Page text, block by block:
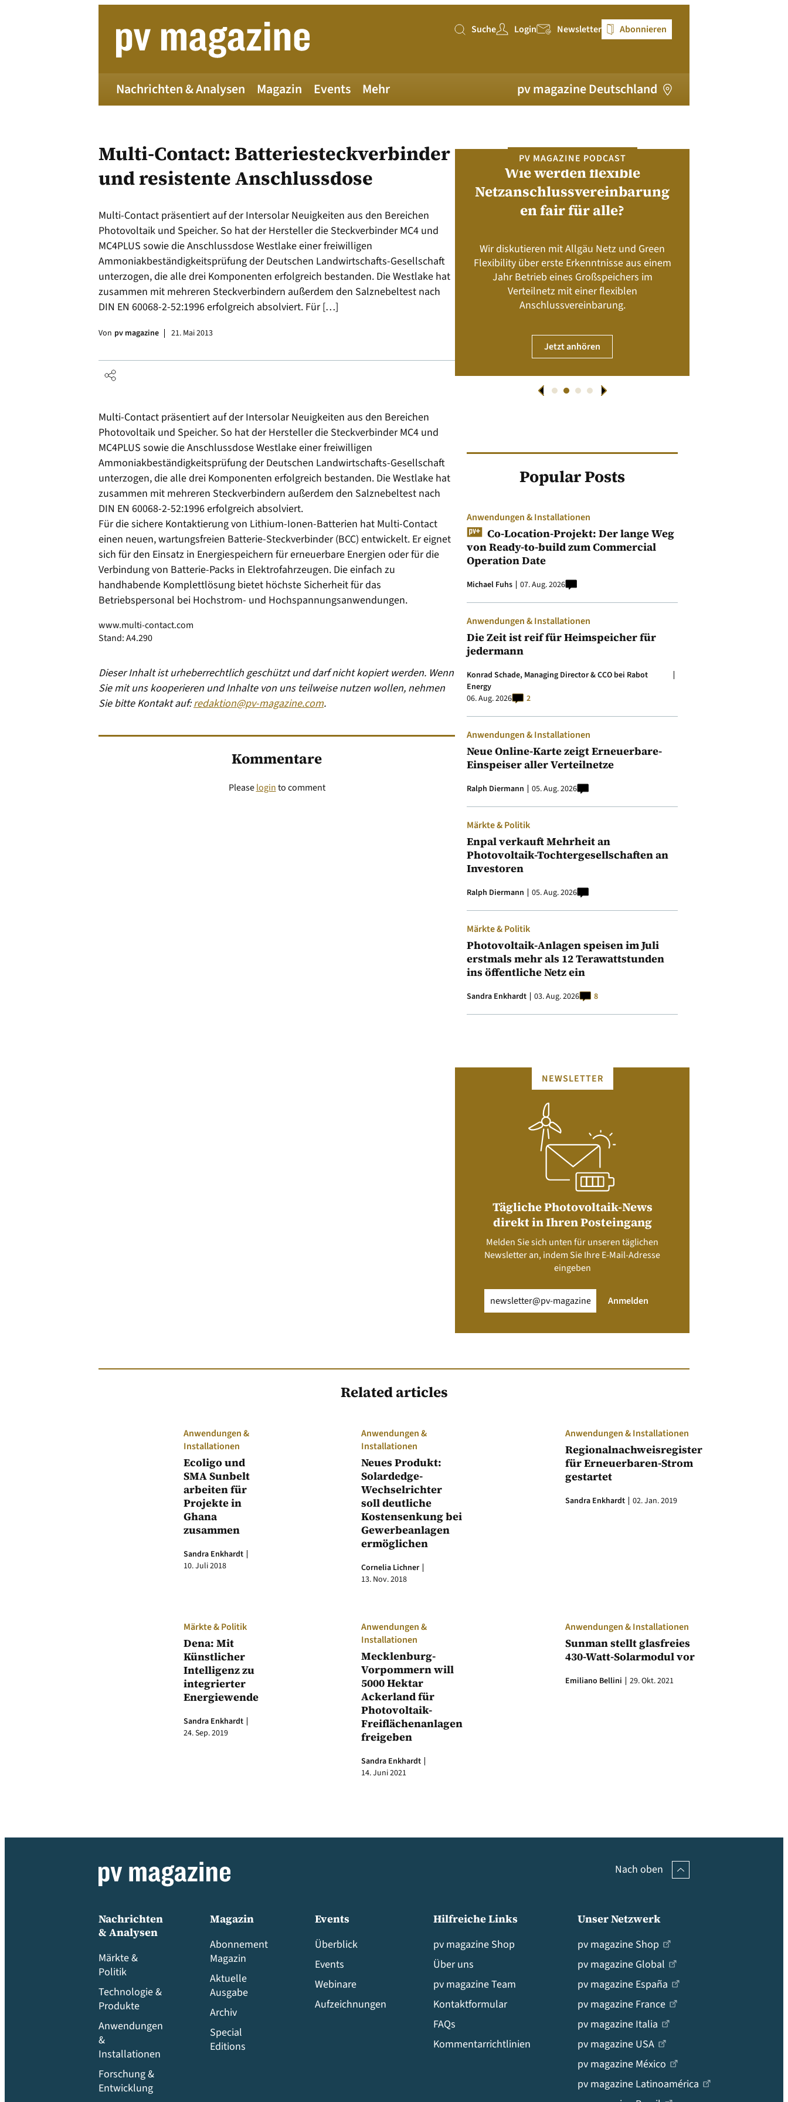
Suche
Suche Login Newsletter Abonnieren
Nachrichten & Analysen Magazin Events Mehr pv magazine Deutschland
Multi-Contact: Batteriesteckverbinder
und resistente Anschlussdose
Multi-Contact präsentiert auf der Intersolar Neuigkeiten aus den Bereichen
Photovoltaik und Speicher. So hat der Hersteller die Steckverbinder MC4 und
MC4PLUS sowie die Anschlussdose Westlake einer freiwilligen
Ammoniakbeständigkeitsprüfung der Deutschen Landwirtschafts-Gesellschaft
unterzogen, die alle drei Komponenten erfolgreich bestanden. Die Westlake hat
zusammen mit mehreren Steckverbindern außerdem den Salznebeltest nach
DIN EN 60068-2-52:1996 erfolgreich absolviert. Für […]
Von pv magazine 21. Mai 2013
Multi-Contact präsentiert auf der Intersolar Neuigkeiten aus den Bereichen
Photovoltaik und Speicher. So hat der Hersteller die Steckverbinder MC4 und
MC4PLUS sowie die Anschlussdose Westlake einer freiwilligen
Ammoniakbeständigkeitsprüfung der Deutschen Landwirtschafts-Gesellschaft
unterzogen, die alle drei Komponenten erfolgreich bestanden. Die Westlake hat
zusammen mit mehreren Steckverbindern außerdem den Salznebeltest nach
DIN EN 60068-2-52:1996 erfolgreich absolviert.
Für die sichere Kontaktierung von Lithium-Ionen-Batterien hat Multi-Contact
einen neuen, wartungsfreien Batterie-Steckverbinder (BCC) entwickelt. Er eignet
sich für den Einsatz in Energiespeichern für erneuerbare Energien oder für die
Verbindung von Batterie-Packs in Elektrofahrzeugen. Die einfach zu
handhabende Komplettlösung bietet höchste Sicherheit für das
Betriebspersonal bei Hochstrom- und Hochspannungsanwendungen.
www.multi-contact.com
Stand: A4.290
Dieser Inhalt ist urheberrechtlich geschützt und darf nicht kopiert werden. Wenn
Sie mit uns kooperieren und Inhalte von uns teilweise nutzen wollen, nehmen
Sie bitte Kontakt auf:redaktion@pv-magazine.com.
Kommentare
Pleaseloginto comment
PV MAGAZINE DEUTSCHLAND
Juni-Ausgabe 2026
Die neue pv magazine Deutschland Ausgabe
ist jetzt verfügbar!
Alles neu? Rahmenbedingungen, Produkte,
Energiemanagement und Speicher-
Geschäftsmodelle
PV MAGAZINE PODCAST
Wie werden flexible
Netzanschlussvereinbarung
en fair für alle?
Wir diskutieren mit Allgäu Netz und Green
Flexibility über erste Erkenntnisse aus einem
Jahr Betrieb eines Großspeichers im
Verteilnetz mit einer flexiblen
Anschlussvereinbarung.
Jetzt anhören
Popular Posts
Anwendungen & Installationen
Co-Location-Projekt: Der lange Weg
von Ready-to-build zum Commercial
Operation Date
Michael Fuhs 07. Aug. 2026
Anwendungen & Installationen
Die Zeit ist reif für Heimspeicher für
jedermann
Konrad Schade, Managing Director & CCO bei Rabot
Energy
06. Aug. 2026
2
Anwendungen & Installationen
Neue Online-Karte zeigt Erneuerbare-
Einspeiser aller Verteilnetze
Ralph Diermann 05. Aug. 2026
Märkte & Politik
Enpal verkauft Mehrheit an
Photovoltaik-Tochtergesellschaften an
Investoren
Ralph Diermann 05. Aug. 2026
Märkte & Politik
Photovoltaik-Anlagen speisen im Juli
erstmals mehr als 12 Terawattstunden
ins öffentliche Netz ein
Sandra Enkhardt 03. Aug. 2026 8
NEWSLETTER
Tägliche Photovoltaik-News
direkt in Ihren Posteingang
Melden Sie sich unten für unseren täglichen
Newsletter an, indem Sie Ihre E-Mail-Adresse
eingeben
(erforderlich) Anmelden
Related articles
Anwendungen &
Installationen
Ecoligo und
SMA Sunbelt
arbeiten für
Projekte in
Ghana
zusammen
Sandra Enkhardt
10. Juli 2018
Anwendungen &
Installationen
Neues Produkt:
Solardedge-
Wechselrichter
soll deutliche
Kostensenkung bei
Gewerbeanlagen
ermöglichen
Cornelia Lichner
13. Nov. 2018
Anwendungen & Installationen
Regionalnachweisregister
für Erneuerbaren-Strom
gestartet
Sandra Enkhardt 02. Jan. 2019
Märkte & Politik
Dena: Mit
Künstlicher
Intelligenz zu
integrierter
Energiewende
Sandra Enkhardt
24. Sep. 2019
Anwendungen &
Installationen
Mecklenburg-
Vorpommern will
5000 Hektar
Ackerland für
Photovoltaik-
Freiflächenanlagen
freigeben
Sandra Enkhardt
14. Juni 2021
Anwendungen & Installationen
Sunman stellt glasfreies
430-Watt-Solarmodul vor
Emiliano Bellini 29. Okt. 2021
Nach oben
Nachrichten
& Analysen
Märkte &
Politik
Technologie &
Produkte
Anwendungen
&
Installationen
Forschung &
Entwicklung
Magazin
Abonnement
Magazin
Aktuelle
Ausgabe
Archiv
Special
Editions
Events
Überblick
Events
Webinare
Aufzeichnungen
Hilfreiche Links
pv magazine Shop
Über uns
pv magazine Team
Kontaktformular
FAQs
Kommentarrichtlinien
Unser Netzwerk
pv magazine Shop
pv magazine Global
pv magazine España
pv magazine France
pv magazine Italia
pv magazine USA
pv magazine México
pv magazine Latinoamérica